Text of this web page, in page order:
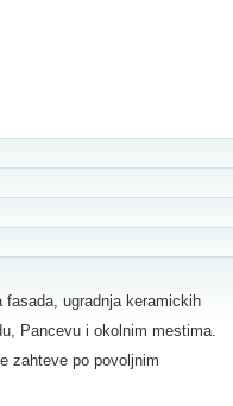
fasada, ugradnja keramickih
Pancevu i okolnim mestima.
zahteve po povoljnim